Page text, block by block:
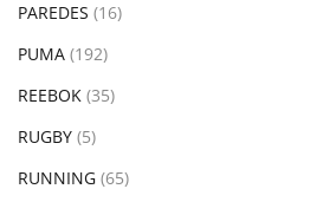
PAREDES (16)
PUMA (192)
REEBOK (35)
RUGBY (5)
RUNNING (65)